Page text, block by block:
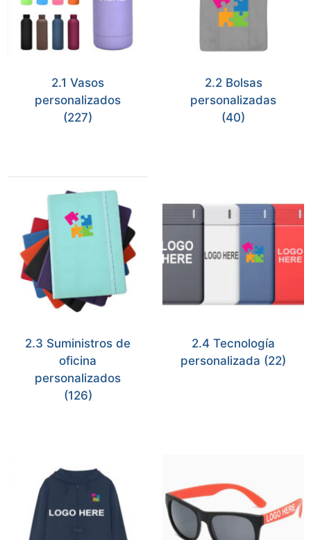
2.1 Vasos
personalizados
(227)
2.2 Bolsas
personalizadas
(40)
2.3 Suministros de
oficina
personalizados
(126)
2.4 Tecnología
personalizada (22)